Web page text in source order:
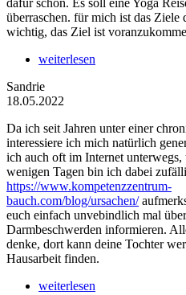
dafür schon. Es soll eine Yoga
überraschen. für mich ist das Ziele
wichtig, das Ziel ist
weiterlesen
Sandrie
18.05.2022
Da ich seit Jahren unter einer
interessiere ich mich natürlich
ich auch oft im Internet
wenigen Tagen bin ich dabei
https://www.kompetenzzentrum-
bauch.com/blog/ursachen/
euch einfach unvebindlich mal
Darmbeschwerden informieren.
denke, dort kann deine Tochter
Hausarbeit finden.
weiterlesen